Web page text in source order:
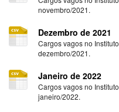
novembro/2021.
Dezembro de 2021
Cargos vagos no
dezembro/2021.
Janeiro de 2022
Cargos vagos no
janeiro/2022.